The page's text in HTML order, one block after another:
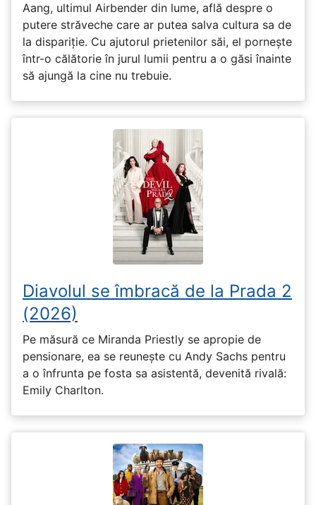
Aang, ultimul Airbender din lume, află despre o
putere străveche care ar putea salva cultura sa de
la dispariție. Cu ajutorul prietenilor săi, el pornește
într-o călătorie în jurul lumii pentru a o găsi înainte
să ajungă la cine nu trebuie.
Diavolul se îmbracă de la Prada 2
(2026)
Pe măsură ce Miranda Priestly se apropie de
pensionare, ea se reunește cu Andy Sachs pentru
a o înfrunta pe fosta sa asistentă, devenită rivală:
Emily Charlton.